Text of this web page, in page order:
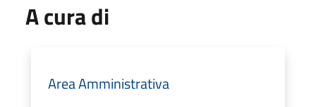
A cura di
Area Amministrativa